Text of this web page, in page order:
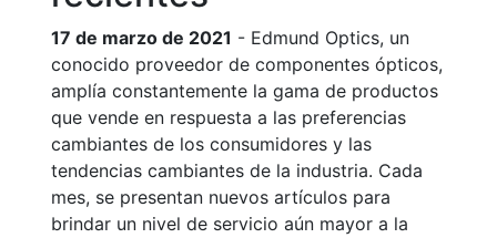
17 de marzo de 2021 - Edmund Optics, un
conocido proveedor de componentes ópticos,
amplía constantemente la gama de productos
que vende en respuesta a las preferencias
cambiantes de los consumidores y las
tendencias cambiantes de la industria. Cada
mes, se presentan nuevos artículos para
brindar un nivel de servicio aún mayor a la